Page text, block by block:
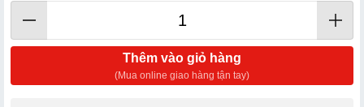
Thêm vào giỏ hàng
(Mua online giao hàng tận tay)